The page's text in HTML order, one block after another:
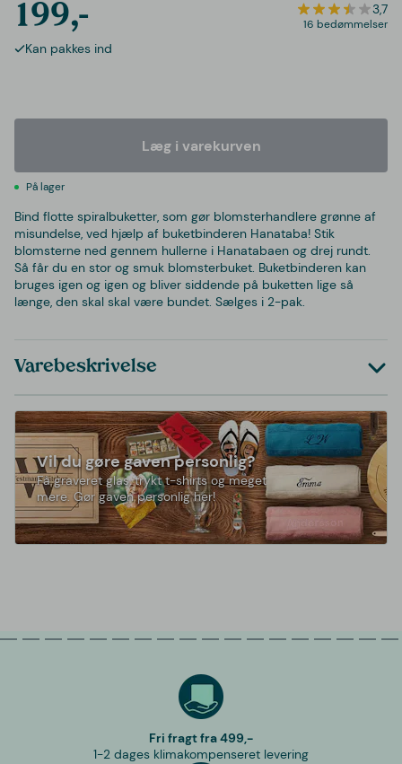
199,- 3,7
16 bedømmelser
Kan pakkes ind
Læg i varekurven
På lager
Bind flotte spiralbuketter, som gør blomsterhandlere grønne af
misundelse, ved hjælp af buketbinderen Hanataba! Stik
blomsterne ned gennem hullerne i Hanatabaen og drej rundt.
Så får du en stor og smuk blomsterbuket. Buketbinderen kan
bruges igen og igen og bliver siddende på buketten lige så
længe, den skal skal være bundet. Sælges i 2-pak.
Varebeskrivelse
Vil du gøre gaven personlig?
Få graveret glas, trykt t-shirts og meget
mere. Gør gaven personlig her!
Fri fragt fra 499,-
1-2 dages klimakompenseret levering